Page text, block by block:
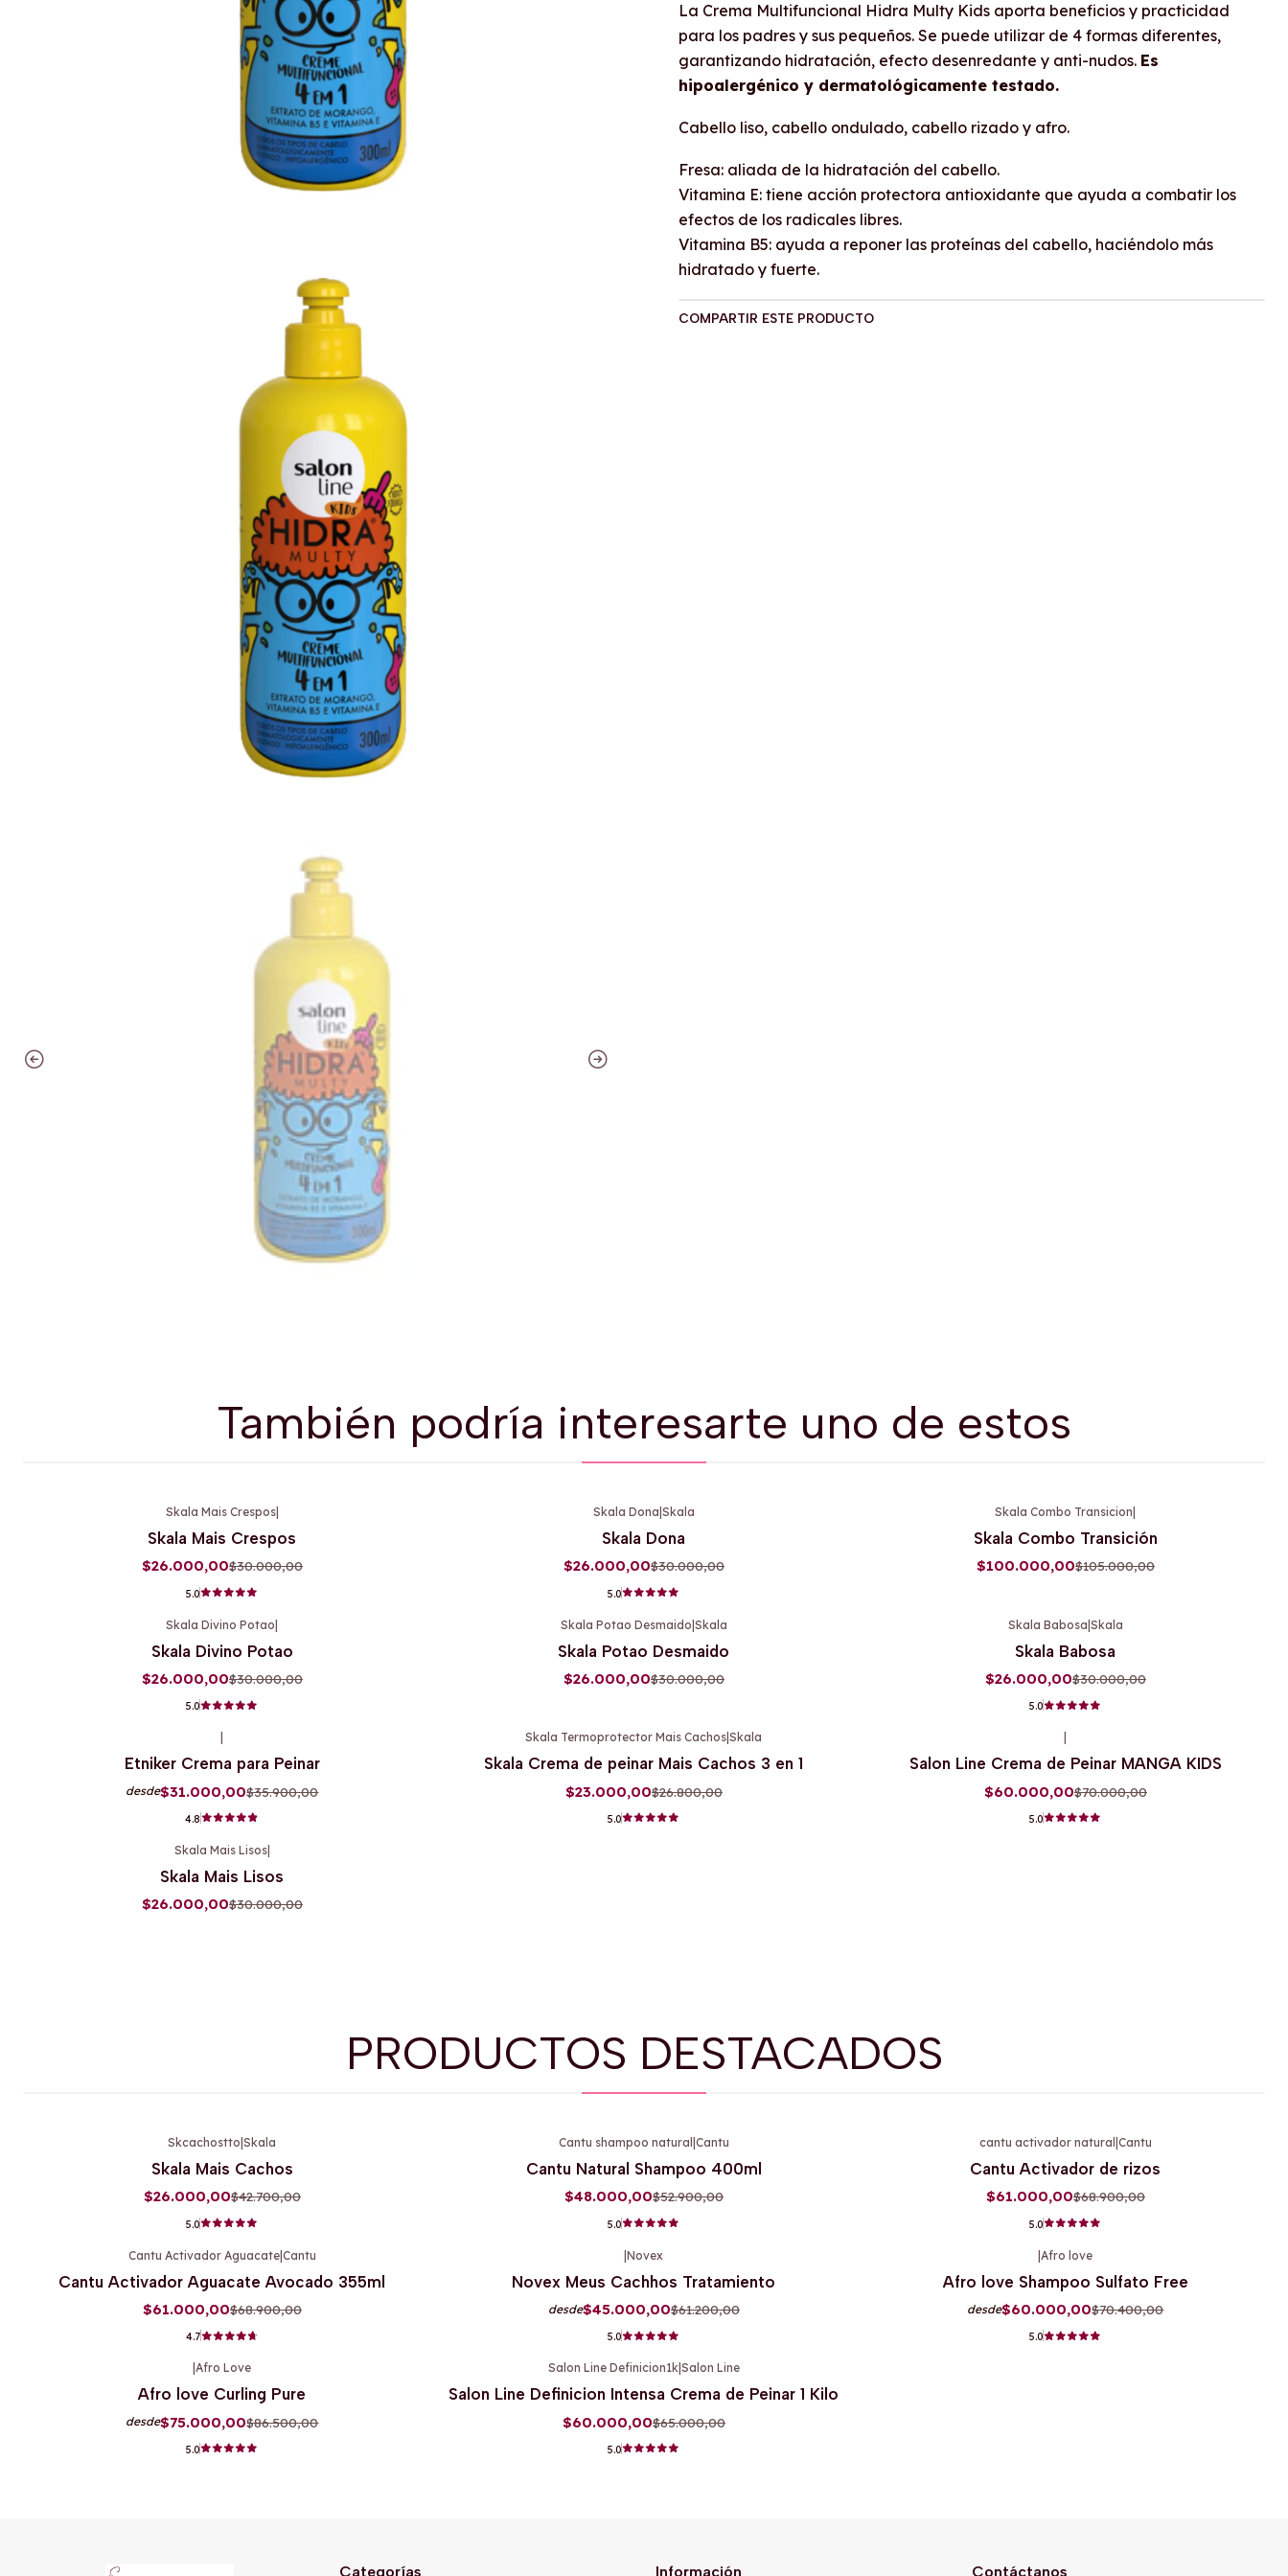
La Crema Multifuncional Hidra Multy Kids aporta beneficios y practicidad
para los padres y sus pequeños. Se puede utilizar de 4 formas diferentes,
garantizando hidratación, efecto desenredante y anti-nudos. Es
hipoalergénico y dermatológicamente testado.
Cabello liso, cabello ondulado, cabello rizado y afro.
Fresa: aliada de la hidratación del cabello.
Vitamina E: tiene acción protectora antioxidante que ayuda a combatir los
efectos de los radicales libres.
Vitamina B5: ayuda a reponer las proteínas del cabello, haciéndolo más
hidratado y fuerte.
COMPARTIR ESTE PRODUCTO
También podría interesarte uno de estos
Skala Mais Crespos|
Skala Mais Crespos
$26.000,00$30.000,00
5.0
Skala Dona Skala
Skala Dona
$26.000,00$30.000,00
5.0
Skala Combo Transicion
Skala Combo Transición
$100.000,00$105.000,00
Skala Divino Potao|
Skala Divino Potao
$26.000,00$30.000,00
5.0
Skala Potao Desmaido|Skala
Skala Potao Desmaido
$26.000,00$30.000,00
Skala Babosa|Skala
Skala Babosa
$26.000,00$30.000,00
5.0
Etniker Crema para Peinar
desde$31.000,00$35.900,00
4.8
Skala Termoprotector Mais Cachos |Skala
Skala Crema de peinar Mais Cachos 3 en 1
$23.000,00$26.800,00
5.0
Salon Line Crema de Peinar MANGA KIDS
$60.000,00$70.000,00
5.0
Skala Mais Lisos|
Skala Mais Lisos
$26.000,00$30.000,00
PRODUCTOS DESTACADOS
Skcachostto |Skala
Skala Mais Cachos
$26.000,00$42.700,00
5.0
Cantu shampoo natural Cantu
Cantu Natural Shampoo 400ml
$48.000,00$52.900,00
5.0
cantu activador natural Cantu
Cantu Activador de rizos
$61.000,00$68.900,00
5.0
Cantu Activador Aguacate|Cantu
Cantu Activador Aguacate Avocado 355ml
$61.000,00$68.900,00
4.7
|Novex
Novex Meus Cachhos Tratamiento
desde$45.000,00$61.200,00
5.0
|Afro love
Afro love Shampoo Sulfato Free
desde$60.000,00$70.400,00
5.0
|Afro Love
Afro love Curling Pure
desde$75.000,00$86.500,00
5.0
Salon Line Definicion1k| Salon Line
Salon Line Definicion Intensa Crema de Peinar 1 Kilo
$60.000,00$65.000,00
5.0
Categorías Información Contáctanos